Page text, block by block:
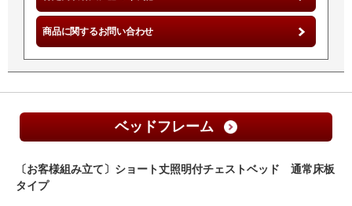
商品に関するお問い合わせ
ベッドフレーム
〔お客様組み立て〕ショート丈照明付チェストベッド 通常床板
タイプ